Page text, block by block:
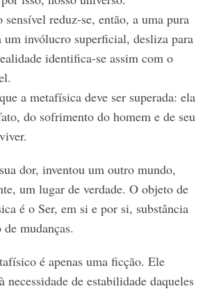
sensível reduz-se, então, a uma pura
um invólucro superficial, desliza para
identifica-se assim com o
a metafísica deve ser superada: ela
do sofrimento do homem e de seu
dor, inventou um outro mundo,
um lugar de verdade. O objeto de
é o Ser, em si e por si, substância
mudanças.
é apenas uma ficção. Ele
necessidade de estabilidade daqueles